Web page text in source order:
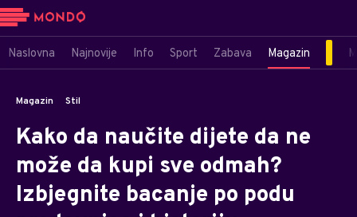
Naslovna Najnovije Info Sport Zabava Magazin
Magazin Stil
Kako da naučite dijete da ne
može da kupi sve odmah?
Izbjegnite bacanje po podu